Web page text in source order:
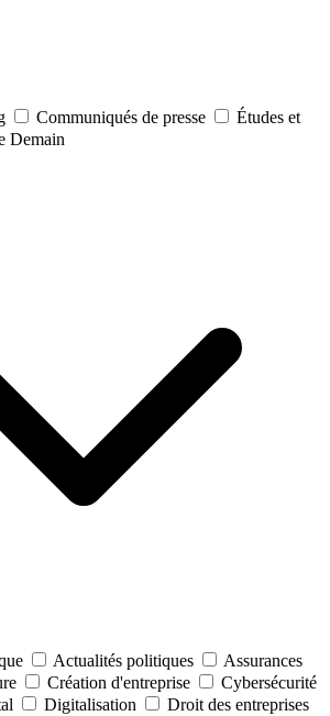
Communiqués de presse
Études et
Demain
Actualités politiques
Assurances
Création d'entreprise
Cybersécurité
Digitalisation
Droit des entreprises